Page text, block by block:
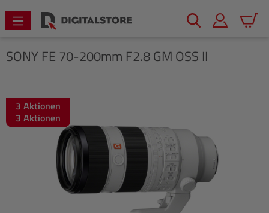
springen
SONY FE 70-200mm F2.8 GM OSS II
Bildergalerie überspringen
3 Aktionen
3 Aktionen